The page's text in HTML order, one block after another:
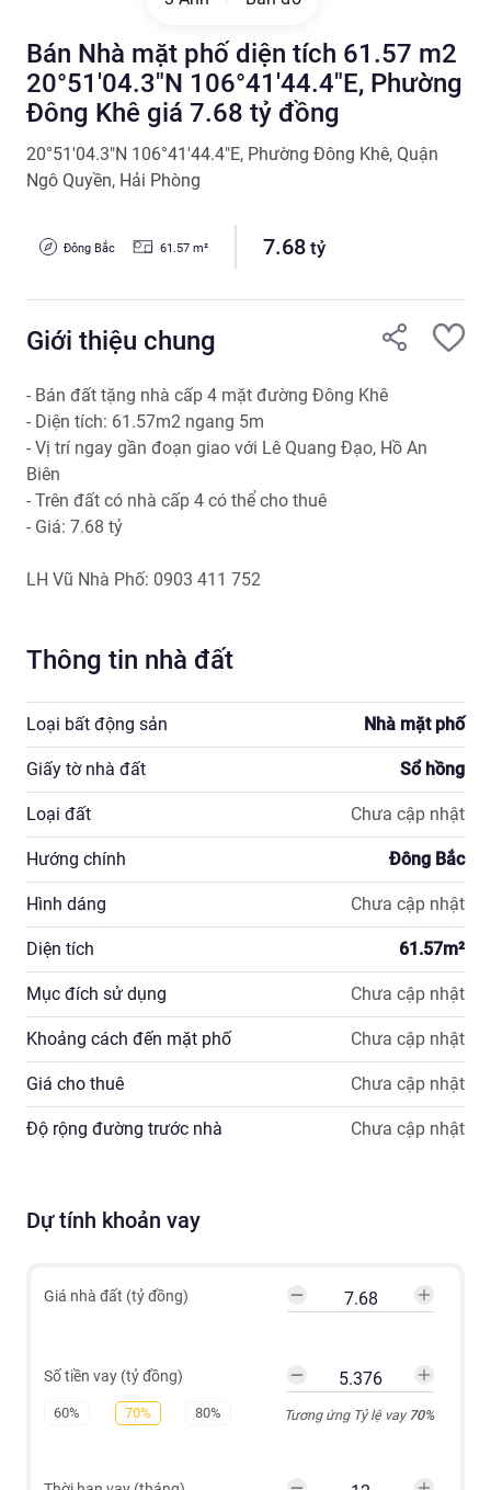
Bán Nhà mặt phố diện tích 61.57 m2
20°51'04.3"N 106°41'44.4"E, Phường
Đông Khê giá 7.68 tỷ đồng
20°51'04.3"N 106°41'44.4"E, Phường Đông Khê, Quận
Ngô Quyền, Hải Phòng
Đông Bắc 61.57 m² 7.68 tỷ
Giới thiệu chung
- Bán đất tặng nhà cấp 4 mặt đường Đông Khê
- Diện tích: 61.57m2 ngang 5m
- Vị trí ngay gần đoạn giao với Lê Quang Đạo, Hồ An
Biên
- Trên đất có nhà cấp 4 có thể cho thuê
- Giá: 7.68 tỷ
LH Vũ Nhà Phố: 0903 411 752
Thông tin nhà đất
Loại bất động sản Nhà mặt phố
Giấy tờ nhà đất Sổ hồng
Loại đất Chưa cập nhật
Hướng chính Đông Bắc
Hình dáng Chưa cập nhật
Diện tích 61.57m²
Mục đích sử dụng Chưa cập nhật
Khoảng cách đến mặt phố Chưa cập nhật
Giá cho thuê Chưa cập nhật
Độ rộng đường trước nhà Chưa cập nhật
Dự tính khoản vay
Giá nhà đất (tỷ đồng)
Số tiền vay (tỷ đồng)
60% 70% 80% Tương ứng Tỷ lệ vay70%